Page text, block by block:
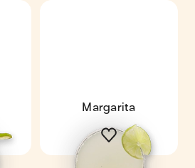
Margarita